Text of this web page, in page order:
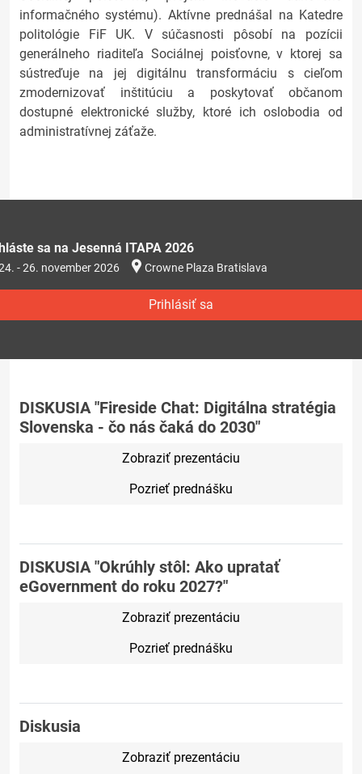
informačného systému). Aktívne prednášal na Katedre
politológie FiF UK. V súčasnosti pôsobí na pozícii
generálneho riaditeľa Sociálnej poisťovne, v ktorej sa
sústreďuje na jej digitálnu transformáciu s cieľom
zmodernizovať inštitúciu a poskytovať občanom
dostupné elektronické služby, ktoré ich oslobodia od
administratívnej záťaže.
sa na Jesenná ITAPA 2026
- 26. november 2026 Crowne Plaza Bratislava
Prihlásiť sa
DISKUSIA "Fireside Chat: Digitálna stratégia
Slovenska - čo nás čaká do 2030"
Zobraziť prezentáciu
Pozrieť prednášku
DISKUSIA "Okrúhly stôl: Ako upratať
eGovernment do roku 2027?"
Zobraziť prezentáciu
Pozrieť prednášku
Diskusia
Zobraziť prezentáciu